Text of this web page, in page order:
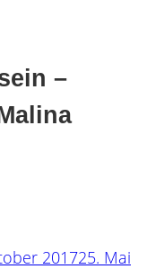
–
201725. Mai